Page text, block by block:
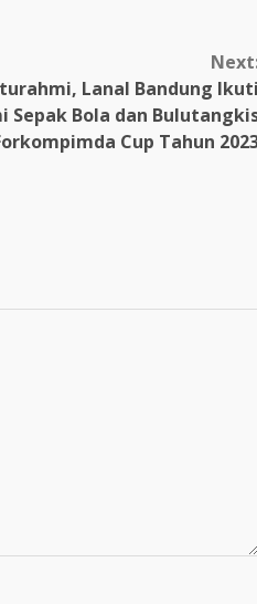
Lanal Bandung
Sepak Bola dan
Cup Tahun